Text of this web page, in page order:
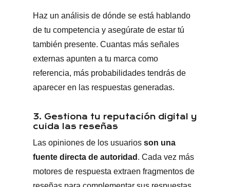
Haz un análisis de dónde se está hablando
de tu competencia y asegúrate de estar tú
también presente. Cuantas más señales
externas apunten a tu marca como
referencia, más probabilidades tendrás de
aparecer en las respuestas generadas.
3. Gestiona tu reputación digital y
cuida las reseñas
Las opiniones de los usuarios son una
fuente directa de autoridad . Cada vez más
motores de respuesta extraen fragmentos de